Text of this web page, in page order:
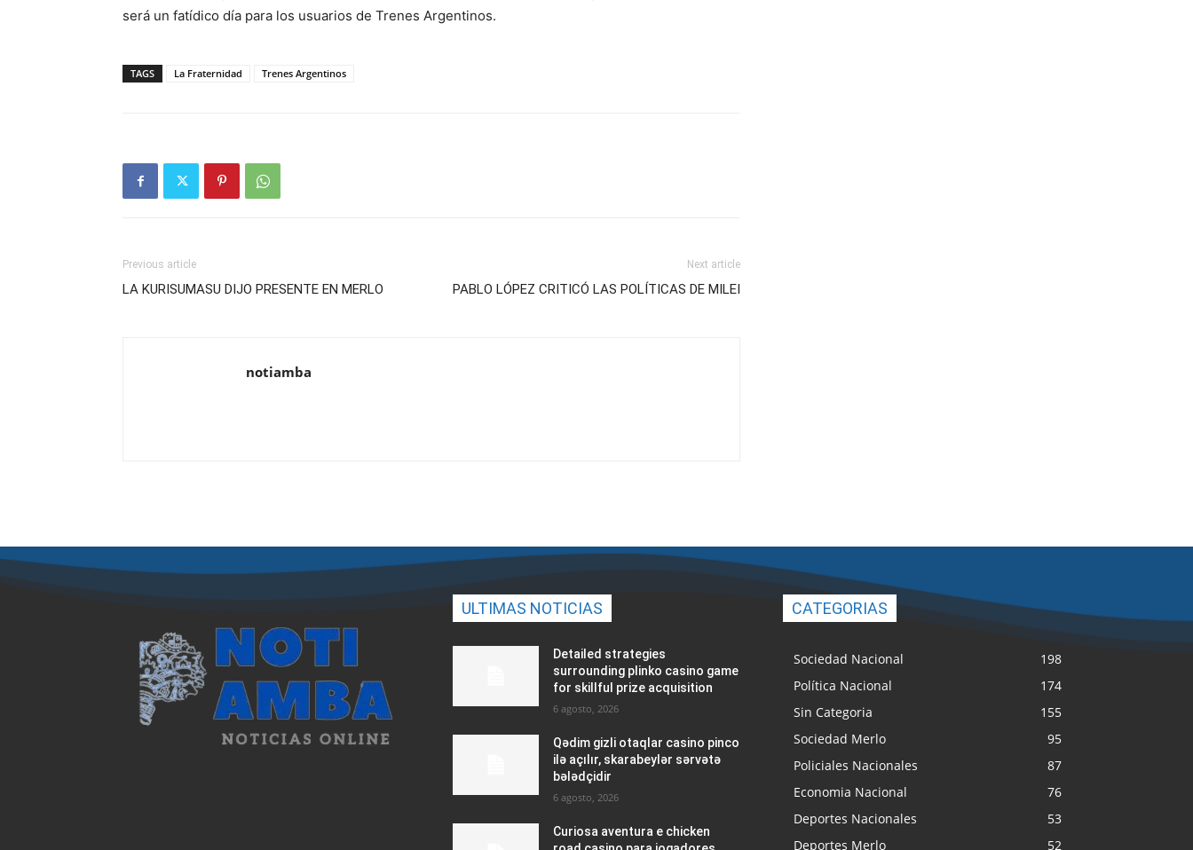
será un fatídico día para los usuarios de Trenes Argentinos.
TAGS La Fraternidad Trenes Argentinos
Previous article
LA KURISUMASU DIJO PRESENTE EN MERLO
Next article
PABLO LÓPEZ CRITICÓ LAS POLÍTICAS DE MILEI
notiamba
ULTIMAS NOTICIAS
Detailed strategies
surrounding plinko casino game
for skillful prize acquisition
6 agosto, 2026
Qədim gizli otaqlar casino pinco
ilə açılır, skarabeylər sərvətə
bələdçidir
6 agosto, 2026
Curiosa aventura e chicken
CATEGORIAS
Sociedad Nacional
198
Política Nacional
174
Sin Categoria
155
Sociedad Merlo
95
Policiales Nacionales
87
Economia Nacional
76
Deportes Nacionales
53
Deportes Merlo
52